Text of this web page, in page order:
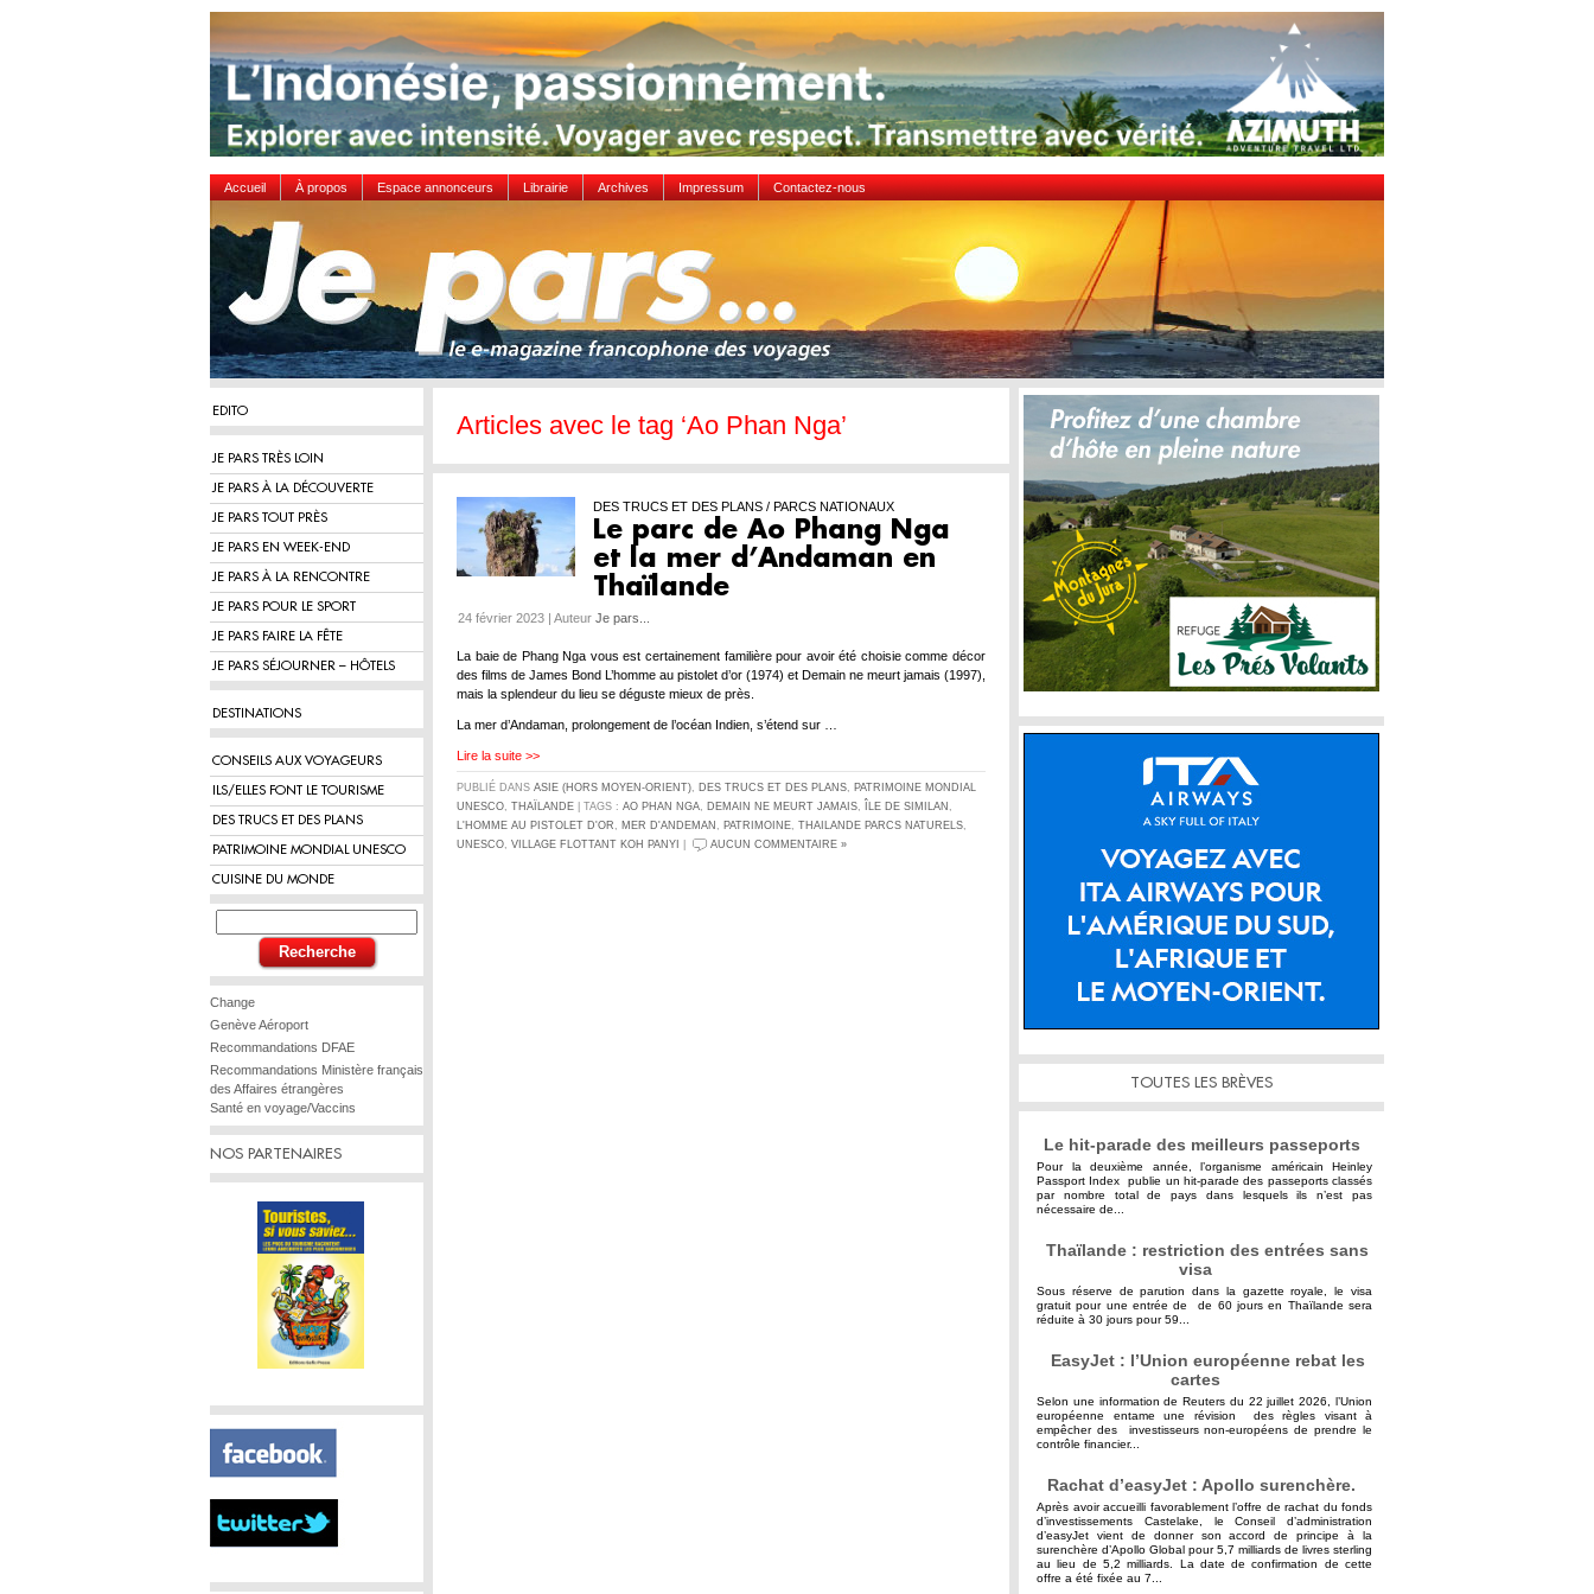
Accueil À propos Espace annonceurs Librairie Archives Impressum Contactez-nous
EDITO
JE PARS TRÈS LOIN
JE PARS À LA DÉCOUVERTE
JE PARS TOUT PRÈS
JE PARS EN WEEK-END
JE PARS À LA RENCONTRE
JE PARS POUR LE SPORT
JE PARS FAIRE LA FÊTE
JE PARS SÉJOURNER – HÔTELS
DESTINATIONS
CONSEILS AUX VOYAGEURS
ILS/ELLES FONT LE TOURISME
DES TRUCS ET DES PLANS
PATRIMOINE MONDIAL UNESCO
CUISINE DU MONDE
Change
Genève Aéroport
Recommandations DFAE
Recommandations Ministère français
des Affaires étrangères
Santé en voyage/Vaccins
NOS PARTENAIRES
Articles avec le tag ‘Ao Phan Nga’
DES TRUCS ET DES PLANS / PARCS NATIONAUX
Le parc de Ao Phang Nga
et la mer d’Andaman en
Thaïlande
24 février 2023 | Auteur Je pars...
La baie de Phang Nga vous est certainement familière pour avoir été choisie comme décor
des films de James Bond L’homme au pistolet d’or (1974) et Demain ne meurt jamais (1997),
mais la splendeur du lieu se déguste mieux de près.
La mer d’Andaman, prolongement de l’océan Indien, s’étend sur …
Lire la suite >>
PUBLIÉ DANS ASIE (HORS MOYEN-ORIENT), DES TRUCS ET DES PLANS, PATRIMOINE MONDIAL
UNESCO, THAÏLANDE | TAGS : AO PHAN NGA, DEMAIN NE MEURT JAMAIS, ÎLE DE SIMILAN ,
L'HOMME AU PISTOLET D'OR , MER D'ANDEMAN , PATRIMOINE, THAILANDE PARCS NATURELS,
UNESCO, VILLAGE FLOTTANT KOH PANYI AUCUN COMMENTAIRE »
TOUTES LES BRÈVES
Le hit-parade des meilleurs passeports
Pour la deuxième année, l’organisme américain Heinley
Passport Index publie un hit-parade des passeports classés
par nombre total de pays dans lesquels ils n’est pas
nécessaire de...
Thaïlande : restriction des entrées sans
visa
Sous réserve de parution dans la gazette royale, le visa
gratuit pour une entrée de de 60 jours en Thaïlande sera
réduite à 30 jours pour 59...
EasyJet : l’Union européenne rebat les
cartes
Selon une information de Reuters du 22 juillet 2026, l’Union
européenne entame une révision des règles visant à
empêcher des investisseurs non-européens de prendre le
contrôle financier...
Rachat d’easyJet : Apollo surenchère.
Après avoir accueilli favorablement l’offre de rachat du fonds
d’investissements Castelake, le Conseil d’administration
d’easyJet vient de donner son accord de principe à la
surenchère d’Apollo Global pour 5,7 milliards de livres sterling
au lieu de 5,2 milliards. La date de confirmation de cette
offre a été fixée au 7...